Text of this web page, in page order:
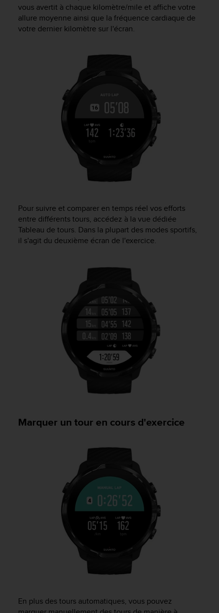
vous avertit à chaque kilomètre/mile et affiche votre
allure moyenne ainsi que la fréquence cardiaque de
votre dernier kilomètre sur l'écran.
Pour suivre et comparer en temps réel vos efforts
entre différents tours, accédez à la vue dédiée
Tableau de tours. Dans la plupart des modes sportifs,
il s'agit du deuxième écran de l'exercice.
Marquer un tour en cours d'exercice
En plus des tours automatiques, vous pouvez